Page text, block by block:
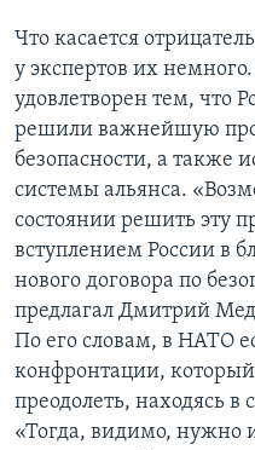
Что касается
у экспертов их
удовлетворен тем, что
решили важнейшую
безопасности, а также
системы альянса.
состоянии решить эту
вступлением России в
нового договора по
предлагал Дмитрий
По его словам, в НАТО
конфронтации, который
преодолеть, находясь в
«Тогда, видимо, нужно